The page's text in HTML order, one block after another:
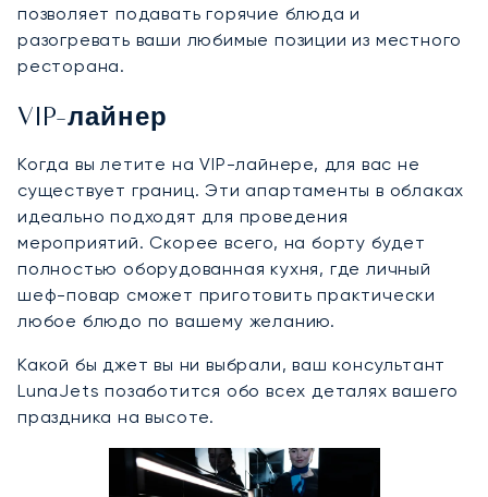
позволяет подавать горячие блюда и
разогревать ваши любимые позиции из местного
ресторана.
VIP-лайнер
Когда вы летите на VIP-лайнере, для вас не
существует границ. Эти апартаменты в облаках
идеально подходят для проведения
мероприятий. Скорее всего, на борту будет
полностью оборудованная кухня, где личный
шеф-повар сможет приготовить практически
любое блюдо по вашему желанию.
Какой бы джет вы ни выбрали, ваш консультант
LunaJets позаботится обо всех деталях вашего
праздника на высоте.